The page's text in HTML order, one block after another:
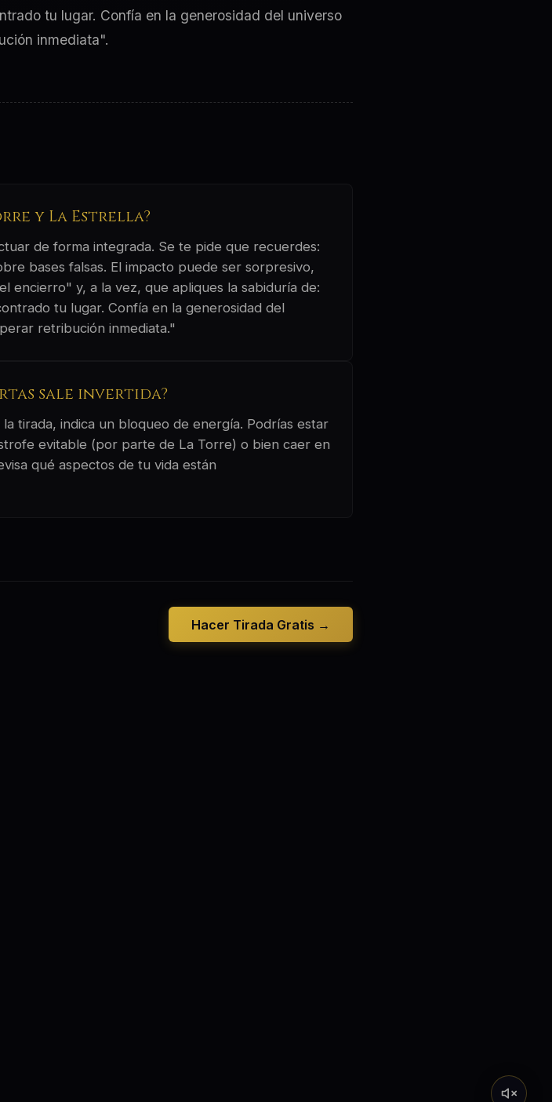
tu lugar. Confía en la generosidad del universo
inmediata".
y La Estrella?
de forma integrada. Se te pide que recuerdes:
bases falsas. El impacto puede ser sorpresivo,
encierro" y, a la vez, que apliques la sabiduría de:
tu lugar. Confía en la generosidad del
retribución inmediata."
sale invertida?
tirada, indica un bloqueo de energía. Podrías estar
evitable (por parte de La Torre) o bien caer en
qué aspectos de tu vida están
Hacer Tirada Gratis →